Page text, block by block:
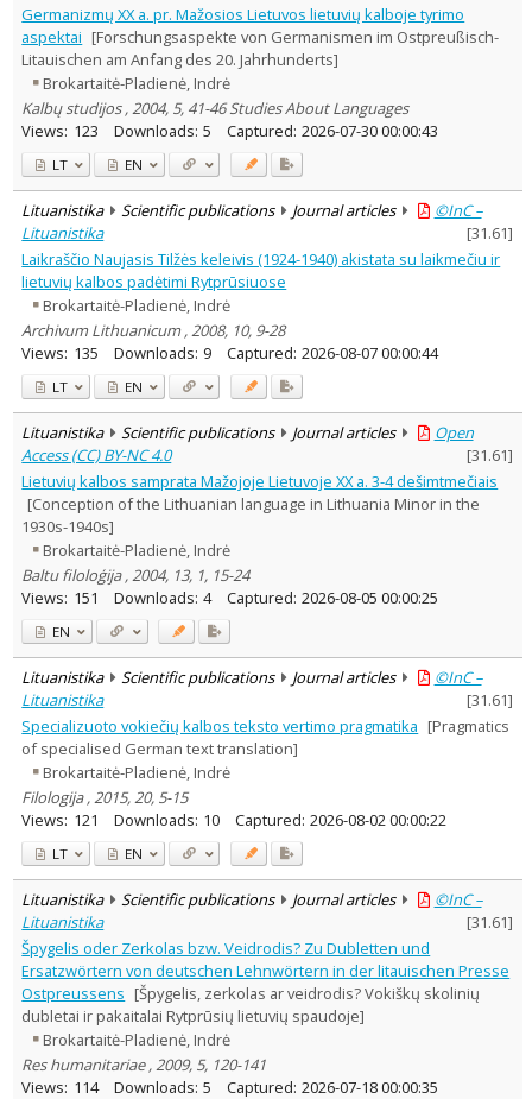
Germanizmų XX a. pr. Mažosios Lietuvos lietuvių kalboje tyrimo
aspektai [Forschungsaspekte von Germanismen im Ostpreußisch-
Litauischen am Anfang des 20. Jahrhunderts]
Brokartaitė-Pladienė, Indrė
Kalbų studijos , 2004, 5, 41-46 Studies About Languages
Views: 123 Downloads: 5 Captured: 2026-07-30 00:00:43
LT EN
Lituanistika Scientific publications Journal articles
©InC –
Lituanistika
[31.61]
Laikraščio Naujasis Tilžės keleivis (1924-1940) akistata su laikmečiu ir
lietuvių kalbos padėtimi Rytprūsiuose
Brokartaitė-Pladienė, Indrė
Archivum Lithuanicum , 2008, 10, 9-28
Views: 135 Downloads: 9 Captured: 2026-08-07 00:00:44
LT EN
Lituanistika Scientific publications Journal articles
Open
Access (CC) BY-NC 4.0
[31.61]
Lietuvių kalbos samprata Mažojoje Lietuvoje XX a. 3-4 dešimtmečiais
[Conception of the Lithuanian language in Lithuania Minor in the
1930s-1940s]
Brokartaitė-Pladienė, Indrė
Baltu filoloģija , 2004, 13, 1, 15-24
Views: 151 Downloads: 4 Captured: 2026-08-05 00:00:25
EN
Lituanistika Scientific publications Journal articles
©InC –
Lituanistika
[31.61]
Specializuoto vokiečių kalbos teksto vertimo pragmatika [Pragmatics
of specialised German text translation]
Brokartaitė-Pladienė, Indrė
Filologija , 2015, 20, 5-15
Views: 121 Downloads: 10 Captured: 2026-08-02 00:00:22
LT EN
Lituanistika Scientific publications Journal articles
©InC –
Lituanistika
[31.61]
Špygelis oder Zerkolas bzw. Veidrodis? Zu Dubletten und
Ersatzwörtern von deutschen Lehnwörtern in der litauischen Presse
Ostpreussens [Špygelis, zerkolas ar veidrodis? Vokiškų skolinių
dubletai ir pakaitalai Rytprūsių lietuvių spaudoje]
Brokartaitė-Pladienė, Indrė
Res humanitariae , 2009, 5, 120-141
Views: 114 Downloads: 5 Captured: 2026-07-18 00:00:35